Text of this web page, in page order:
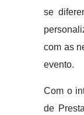
se
com as
evento.
Com o
de